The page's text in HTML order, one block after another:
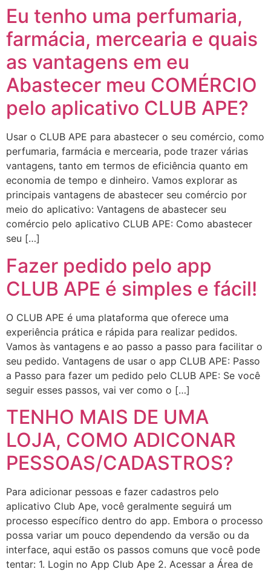
Eu tenho uma perfumaria,
farmácia, mercearia e quais
as vantagens em eu
Abastecer meu COMÉRCIO
pelo aplicativo CLUB APE?
Usar o CLUB APE para abastecer o seu comércio, como
perfumaria, farmácia e mercearia, pode trazer várias
vantagens, tanto em termos de eficiência quanto em
economia de tempo e dinheiro. Vamos explorar as
principais vantagens de abastecer seu comércio por
meio do aplicativo: Vantagens de abastecer seu
comércio pelo aplicativo CLUB APE: Como abastecer
seu […]
Fazer pedido pelo app
CLUB APE é simples e fácil!
O CLUB APE é uma plataforma que oferece uma
experiência prática e rápida para realizar pedidos.
Vamos às vantagens e ao passo a passo para facilitar o
seu pedido. Vantagens de usar o app CLUB APE: Passo
a Passo para fazer um pedido pelo CLUB APE: Se você
seguir esses passos, vai ver como o […]
TENHO MAIS DE UMA
LOJA, COMO ADICONAR
PESSOAS/CADASTROS?
Para adicionar pessoas e fazer cadastros pelo
aplicativo Club Ape, você geralmente seguirá um
processo específico dentro do app. Embora o processo
possa variar um pouco dependendo da versão ou da
interface, aqui estão os passos comuns que você pode
tentar: 1. Login no App Club Ape 2. Acessar a Área de